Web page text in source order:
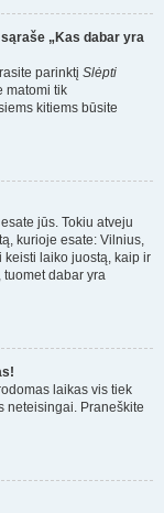
„Kas dabar yra
parinktį Slėpti
matomi tik
kitiems būsite
jūs. Tokiu atveju
kurioje esate: Vilnius,
keisti laiko juostą, kaip ir
dabar yra
laikas vis tiek
neteisingai. Praneškite